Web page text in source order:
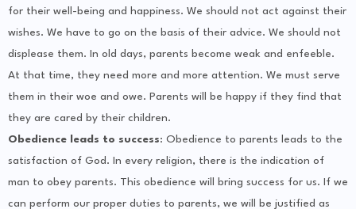
for their well-being and happiness. We should not act against their
wishes. We have to go on the basis of their advice. We should not
displease them. In old days, parents become weak and enfeeble.
At that time, they need more and more attention. We must serve
them in their woe and owe. Parents will be happy if they find that
they are cared by their children.
Obedience leads to success: Obedience to parents leads to the
satisfaction of God. In every religion, there is the indication of
man to obey parents. This obedience will bring success for us. If we
can perform our proper duties to parents, we will be justified as